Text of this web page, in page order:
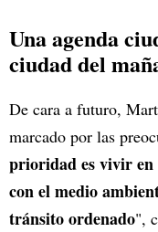
Una agenda
ciudad del
De cara a futuro,
marcado por las
prioridad es vivir en
con el medio
tránsito ordenado",